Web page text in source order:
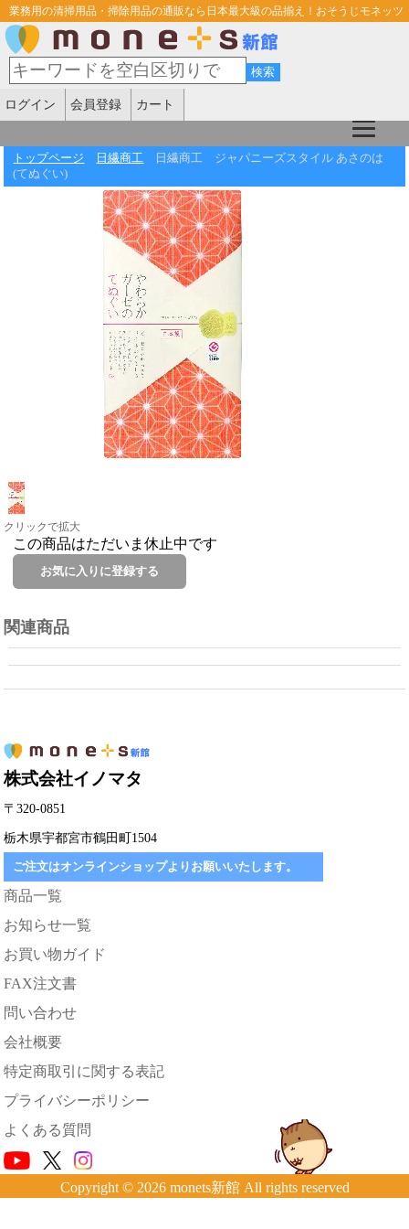
業務用の清掃用品・掃除用品の通販なら日本最大級の品揃え！おそうじモネッツ
ログイン 会員登録 カート
トップページ 日繊商工
日繊商工 ジャパニーズスタイル あさのは
(てぬぐい)
クリックで拡大
この商品はただいま休止中です
関連商品
株式会社イノマタ
〒320-0851
栃木県宇都宮市鶴田町1504
ご注文はオンラインショップよりお願いいたします。
商品一覧
お知らせ一覧
お買い物ガイド
FAX注文書
問い合わせ
会社概要
特定商取引に関する表記
プライバシーポリシー
よくある質問
Copyright © 2026 monets新館 All rights reserved